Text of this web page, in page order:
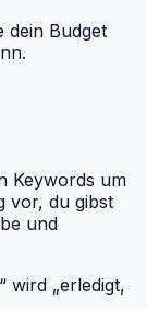
dein Budget
Keywords um
vor, du gibst
und
wird „erledigt,